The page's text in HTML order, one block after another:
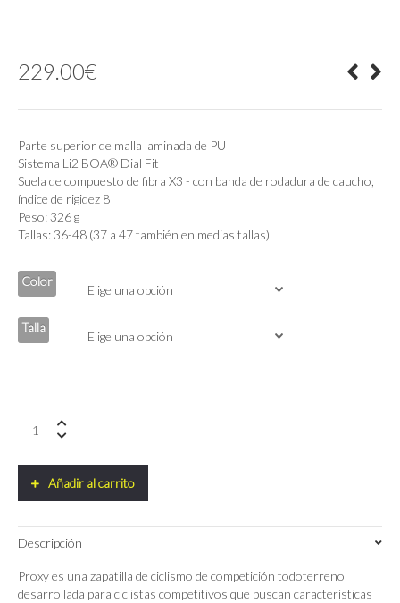
229.00€
Parte superior de malla laminada de PU
Sistema Li2 BOA® Dial Fit
Suela de compuesto de fibra X3 - con banda de rodadura de caucho,
índice de rigidez 8
Peso: 326 g
Tallas: 36-48 (37 a 47 también en medias tallas)
Color
Talla
Zapatillas
Fizik
quantity
Añadir al carrito
Descripción
Proxy es una zapatilla de ciclismo de competición todoterreno
desarrollada para ciclistas competitivos que buscan características